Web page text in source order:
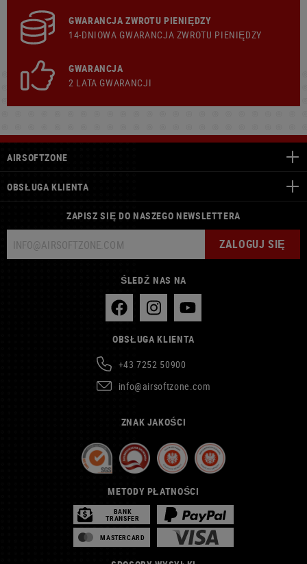
GWARANCJA ZWROTU PIENIĘDZY
14-DNIOWA GWARANCJA ZWROTU PIENIĘDZY
GWARANCJA
2 LATA GWARANCJI
AIRSOFTZONE
OBSŁUGA KLIENTA
ZAPISZ SIĘ DO NASZEGO NEWSLETTERA
ZALOGUJ SIĘ
ŚLEDŹ NAS NA
OBSŁUGA KLIENTA
+43 7252 50900
info@airsoftzone.com
ZNAK JAKOŚCI
METODY PŁATNOŚCI
BANK
TRANSFER
MASTERCARD